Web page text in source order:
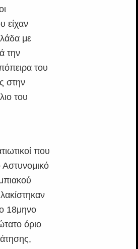
είχαν
με
την
του
στην
του
που
Αστυνομικό
18μηνο
όριο